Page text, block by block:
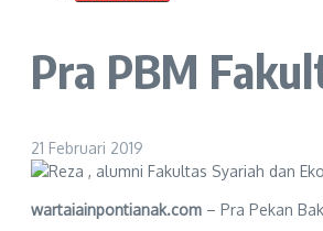
Pra PBM
21 Februari 2019
wartaiainpontianak.com – Pra Pekan